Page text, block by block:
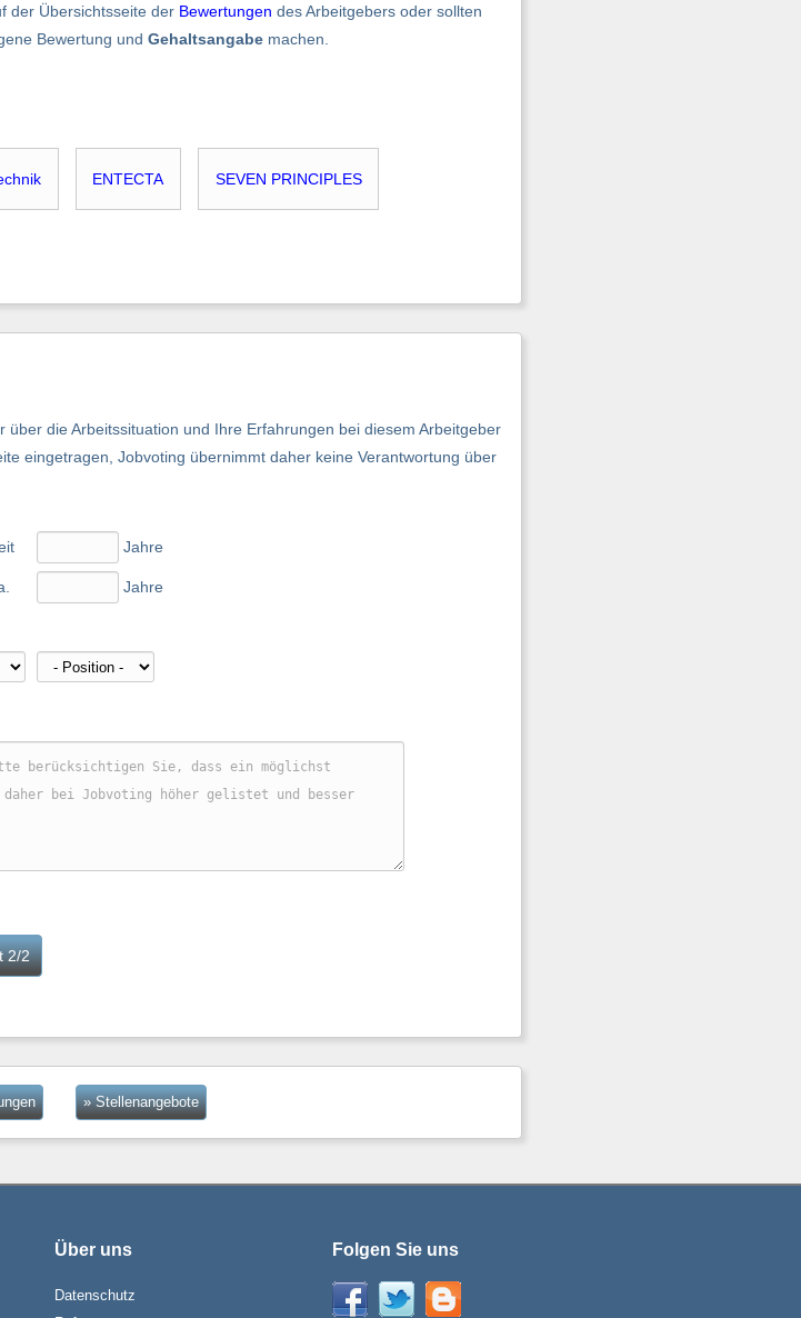
der Übersichtsseite der Bewertungen des Arbeitgebers oder sollten
Bewertung und Gehaltsangabe machen.
ENTECTA SEVEN PRINCIPLES
die Arbeitssituation und Ihre Erfahrungen bei diesem Arbeitgeber
eingetragen, Jobvoting übernimmt daher keine Verantwortung über
Jahre
Jahre
» Stellenangebote
Über uns
Datenschutz
Folgen Sie uns